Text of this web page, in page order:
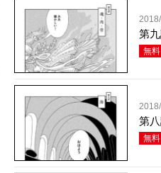
第
無料
第
無料